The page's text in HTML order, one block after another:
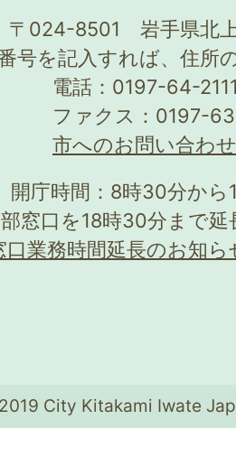
〒024-8501 岩手県北
番号を記入すれば、住所
電話：0197-64-
ファクス：0197-
市へのお問い合わ
開庁時間：8時30分か
窓口を18時30分まで
口業務時間延長のお知ら
City Kitakami Iwate